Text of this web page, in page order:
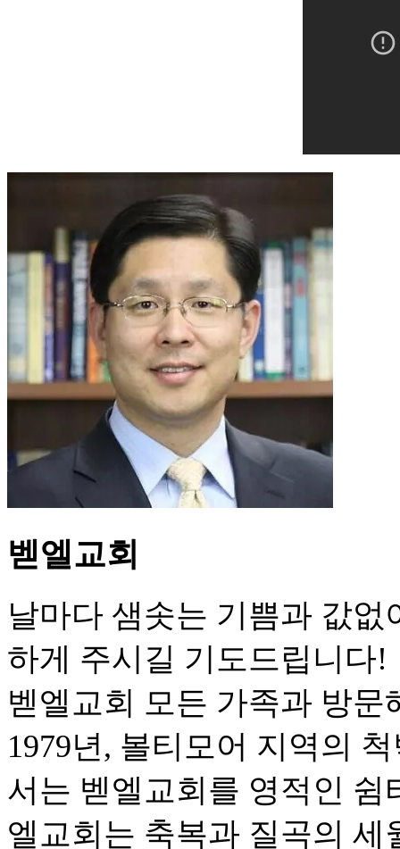
벧엘교회
날마다 샘솟는 기쁨과 값
하게 주시길 기도드립니다!
벧엘교회 모든 가족과 방
1979년, 볼티모어 지역의
서는 벧엘교회를 영적인 쉼
엘교회는 축복과 질곡의